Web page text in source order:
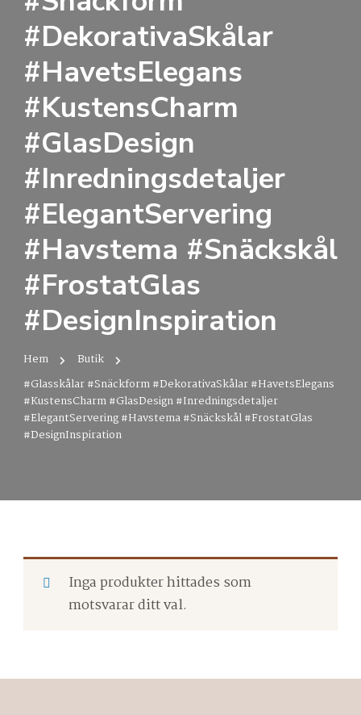
#DekorativaSkålar
#HavetsElegans
#KustensCharm
#GlasDesign
#Inredningsdetaljer
#ElegantServering
#Havstema #Snäckskål
#FrostatGlas
#DesignInspiration
Hem
Butik
#Glasskålar #Snäckform #DekorativaSkålar #HavetsElegans
#KustensCharm #GlasDesign #Inredningsdetaljer
#ElegantServering #Havstema #Snäckskål #FrostatGlas
#DesignInspiration
Inga produkter hittades som
motsvarar ditt val.